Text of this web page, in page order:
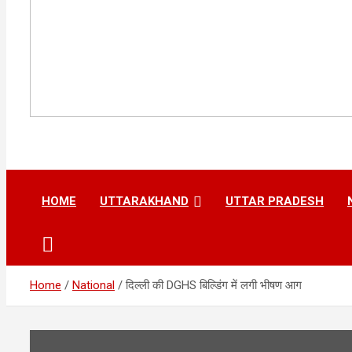
HOME UTTARAKHAND UTTAR PRADESH
Home National दिल्ली की DGHS बिल्डिंग में लगी भीषण आग